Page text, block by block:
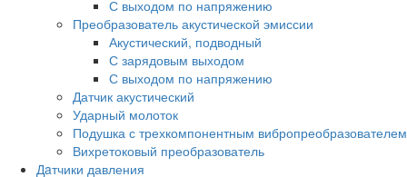
С выходом по напряжению
Преобразователь акустической эмиссии
Акустический, подводный
С зарядовым выходом
С выходом по напряжению
Датчик акустический
Ударный молоток
Подушка с трехкомпонентным вибропреобразователем
Вихретоковый преобразователь
Дaтчики давления